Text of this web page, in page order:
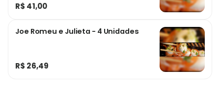
R$ 41,00
Joe Romeu e Julieta - 4 Unidades
R$ 26,49